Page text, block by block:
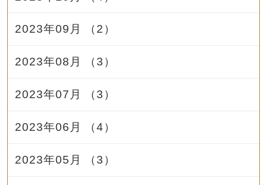
2023年09月 （2）
2023年08月 （3）
2023年07月 （3）
2023年06月 （4）
2023年05月 （3）